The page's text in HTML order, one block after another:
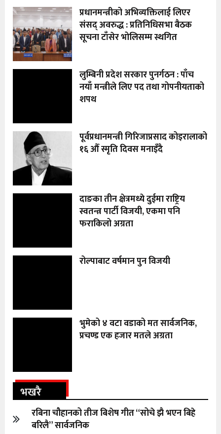
प्रधानमन्त्रीको अभिव्यक्तिलाई लिएर
संसद् अवरुद्ध : प्रतिनिधिसभा बैठक
सूचना टाँसेर भोलिसम्म स्थगित
लुम्बिनी प्रदेश सरकार पुनर्गठन : पाँच
नयाँ मन्त्रीले लिए पद तथा गोपनीयताको
शपथ
पूर्वप्रधानमन्त्री गिरिजाप्रसाद कोइरालाको
१६ औँ स्मृति दिवस मनाइँदै
दाङका तीन क्षेत्रमध्ये दुईमा राष्ट्रिय
स्वतन्त्र पार्टी विजयी, एकमा पनि
फराकिलो अग्रता
रोल्पाबाट वर्षमान पुन विजयी
भुमेको ४ वटा वडाको मत सार्वजनिक,
प्रचण्ड एक हजार मतले अग्रता
भखरै
रबिना चौहानको तीज बिशेष गीत “सोचे झै भएन बिहे
बरिलै” सार्वजनिक